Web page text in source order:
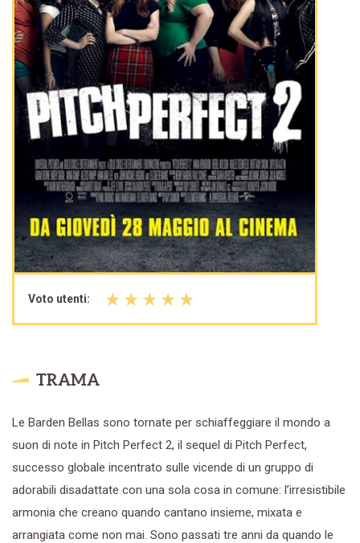
Voto utenti:
TRAMA
Le Barden Bellas sono tornate per schiaffeggiare il mondo a
suon di note in Pitch Perfect 2, il sequel di Pitch Perfect,
successo globale incentrato sulle vicende di un gruppo di
adorabili disadattate con una sola cosa in comune: l’irresistibile
armonia che creano quando cantano insieme, mixata e
arrangiata come non mai. Sono passati tre anni da quando le